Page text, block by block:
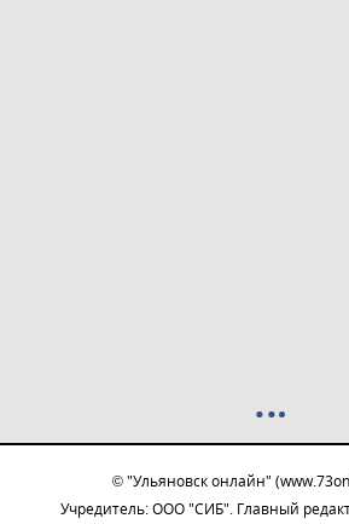
© "Ульяновск онлайн"
Учредитель: ООО "СИБ". Главный